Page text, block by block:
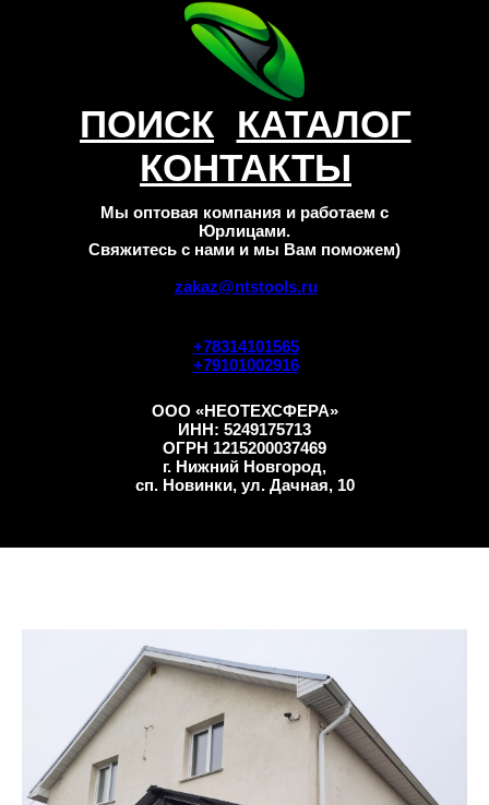
КОНТАКТЫ
ПОИСК
+78314101565
+79101002916
zakaz@ntstools.ru
КАТАЛОГ
ООО «НЕОТЕХСФЕРА»
ИНН: 5249175713
ОГРН 1215200037469
г. Нижний Новгород,
сп. Новинки, ул. Дачная, 10
Мы оптовая компания и работаем с
Юрлицами.
Свяжитесь с нами и мы Вам поможем)